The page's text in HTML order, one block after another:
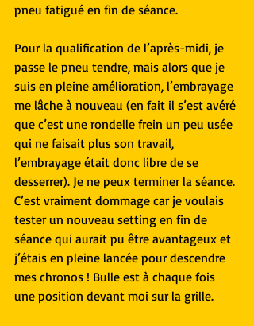
pneu fatigué en fin de séance.
Pour la qualification de l’après-midi, je
passe le pneu tendre, mais alors que je
suis en pleine amélioration, l’embrayage
me lâche à nouveau (en fait il s’est avéré
que c’est une rondelle frein un peu usée
qui ne faisait plus son travail,
l’embrayage était donc libre de se
desserrer). Je ne peux terminer la séance.
C’est vraiment dommage car je voulais
tester un nouveau setting en fin de
séance qui aurait pu être avantageux et
j’étais en pleine lancée pour descendre
mes chronos ! Bulle est à chaque fois
une position devant moi sur la grille.